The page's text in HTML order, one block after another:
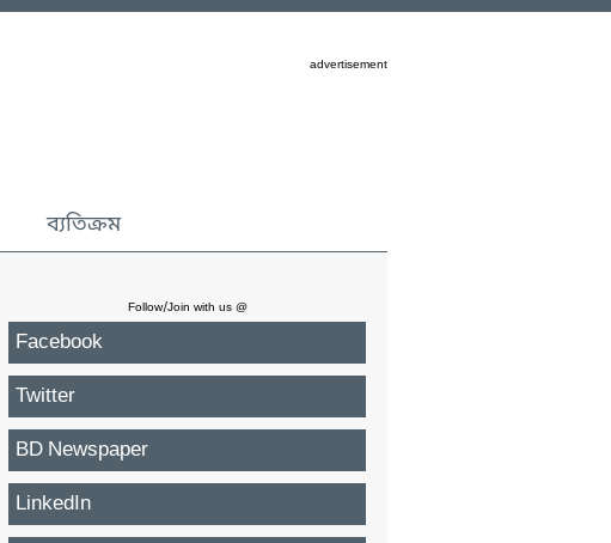
advertisement
ব্যতিক্রম
Follow/Join with us @
Facebook
Twitter
BD Newspaper
LinkedIn